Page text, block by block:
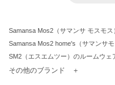
Samansa Mos2（サマンサ モスモ
Samansa Mos2 home's（サマンサ
SM2（エスエムツー）のルームウェ
TSUHARU by Samansa Mos2（ツ
その他のブランド ＋